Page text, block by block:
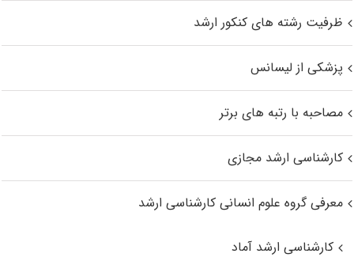
ظرفیت رشته های کنکور ارشد
پزشکی از لیسانس
مصاحبه با رتبه های برتر
کارشناسی ارشد مجازی
معرفی گروه علوم انسانی کارشناسی ارشد
کارشناسی ارشد آماد